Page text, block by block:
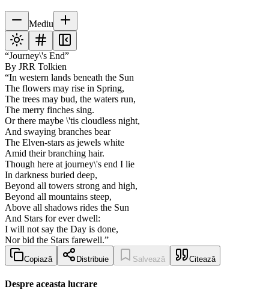
Mediu
“Journey\'s End”
By JRR Tolkien
“In western lands beneath the Sun
The flowers may rise in Spring,
The trees may bud, the waters run,
The merry finches sing.
Or there maybe \'tis cloudless night,
And swaying branches bear
The Elven-stars as jewels white
Amid their branching hair.
Though here at journey\'s end I lie
In darkness buried deep,
Beyond all towers strong and high,
Beyond all mountains steep,
Above all shadows rides the Sun
And Stars for ever dwell:
I will not say the Day is done,
Nor bid the Stars farewell.”
Copiază Distribuie Salvează Citează
Despre aceasta lucrare